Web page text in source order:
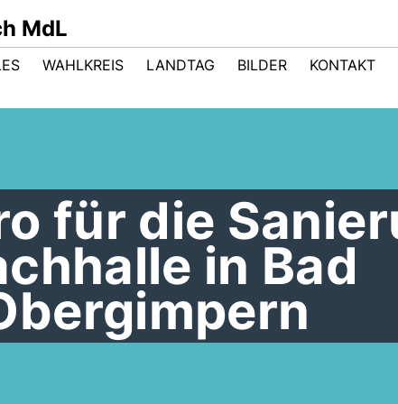
MdL
WAHLKREIS LANDTAG BILDER KONTAKT
für die
in Bad